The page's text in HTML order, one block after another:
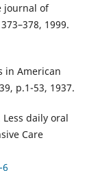
journal of
1999.
in American
p.1-53, 1937.
Less daily oral
Care